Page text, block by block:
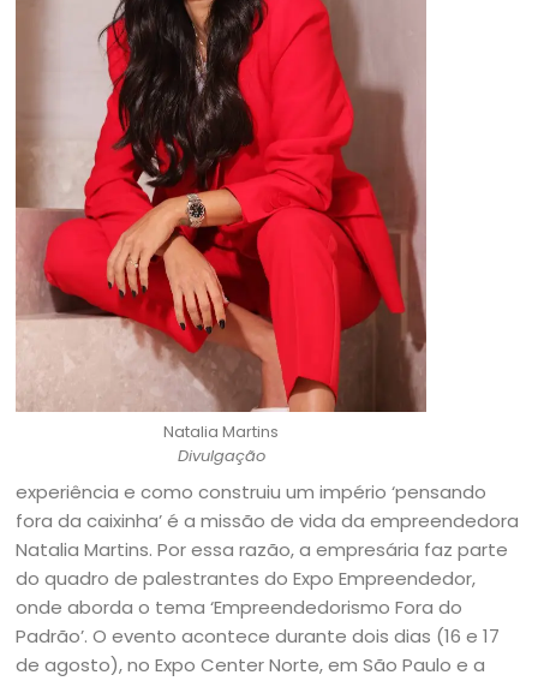
Natalia Martins
Divulgação
experiência e como construiu um império ‘pensando
fora da caixinha’ é a missão de vida da empreendedora
Natalia Martins. Por essa razão, a empresária faz parte
do quadro de palestrantes do Expo Empreendedor,
onde aborda o tema ‘Empreendedorismo Fora do
Padrão’. O evento acontece durante dois dias (16 e 17
de agosto), no Expo Center Norte, em São Paulo e a